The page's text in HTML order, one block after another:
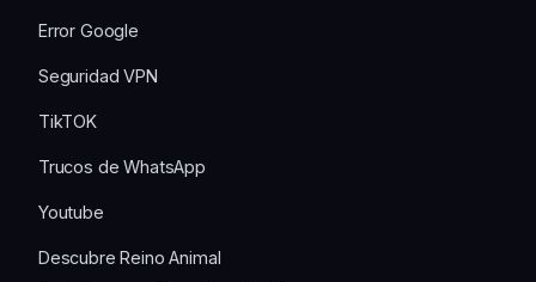
Error Google
Seguridad VPN
TikTOK
Trucos de WhatsApp
Youtube
Descubre Reino Animal